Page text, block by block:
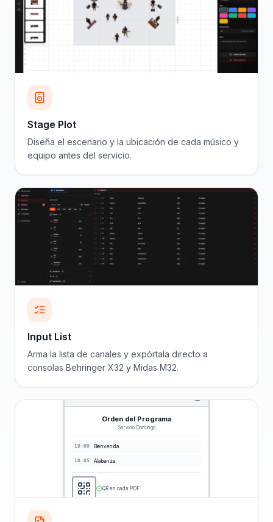
Stage Plot
Diseña el escenario y la ubicación de cada músico y
equipo antes del servicio.
Input List
Arma la lista de canales y expórtala directo a
consolas Behringer X32 y Midas M32.
Orden del Programa
Servicio Domingo
10:00 Bienvenida
10:05 Alabanza
QR en cada PDF